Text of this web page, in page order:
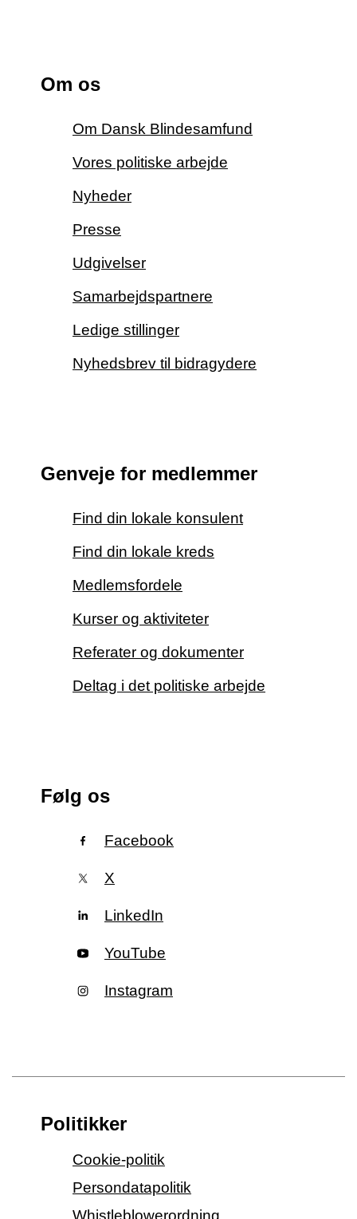
Om os
Om Dansk Blindesamfund
Vores politiske arbejde
Nyheder
Presse
Udgivelser
Samarbejdspartnere
Ledige stillinger
Nyhedsbrev til bidragydere
Genveje for medlemmer
Find din lokale konsulent
Find din lokale kreds
Medlemsfordele
Kurser og aktiviteter
Referater og dokumenter
Deltag i det politiske arbejde
Følg os
Facebook
X
LinkedIn
YouTube
Instagram
Politikker
Cookie-politik
Persondatapolitik
Whistleblowerordning